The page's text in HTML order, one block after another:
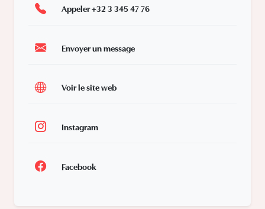
Appeler +32 3 345 47 76
Envoyer un message
Voir le site web
Instagram
Facebook